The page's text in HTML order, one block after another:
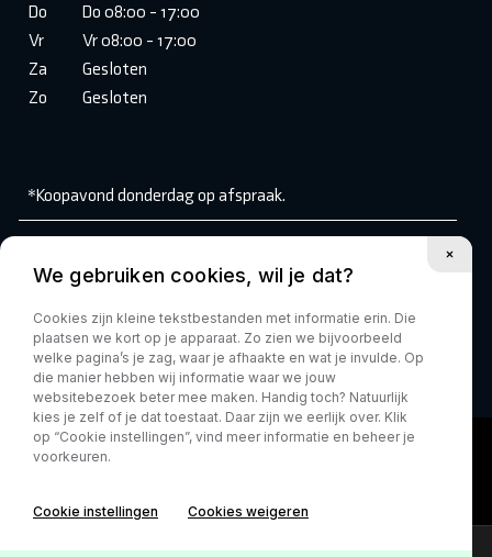
Do
Do 08:00 - 17:00
Vr
Vr 08:00 - 17:00
Za
Gesloten
Zo
Gesloten
*Koopavond donderdag op afspraak.
Volg ons:
We gebruiken cookies, wil je dat?
Cookies zijn kleine tekstbestanden met informatie erin. Die
plaatsen we kort op je apparaat. Zo zien we bijvoorbeeld
welke pagina’s je zag, waar je afhaakte en wat je invulde. Op
die manier hebben wij informatie waar we jouw
websitebezoek beter mee maken. Handig toch? Natuurlijk
kies je zelf of je dat toestaat. Daar zijn we eerlijk over. Klik
op “Cookie instellingen”, vind meer informatie en beheer je
voorkeuren.
Cookie instellingen Cookies weigeren